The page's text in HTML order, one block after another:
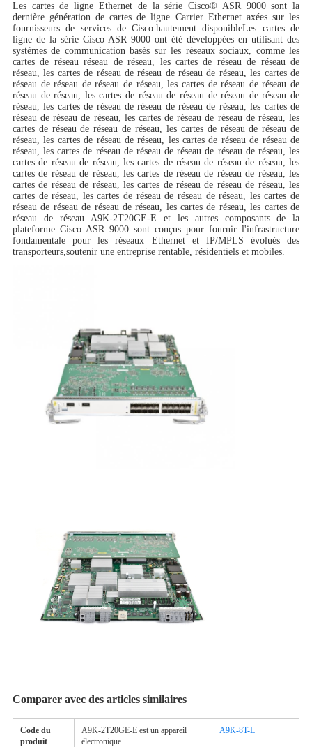
SITEMAP
POLITIQUE
DE
CONFIDENTIALITÉ
Les cartes de ligne Ethernet de la série Cisco® ASR 9000 sont la
dernière génération de cartes de ligne Carrier Ethernet axées sur les
fournisseurs de services de Cisco.hautement disponibleLes cartes de
ligne de la série Cisco ASR 9000 ont été développées en utilisant des
systèmes de communication basés sur les réseaux sociaux, comme les
cartes de réseau réseau de réseau, les cartes de réseau de réseau de
réseau, les cartes de réseau de réseau de réseau de réseau, les cartes de
réseau de réseau de réseau de réseau, les cartes de réseau de réseau de
réseau de réseau, les cartes de réseau de réseau de réseau de réseau de
réseau, les cartes de réseau de réseau de réseau de réseau, les cartes de
réseau de réseau de réseau, les cartes de réseau de réseau de réseau, les
cartes de réseau de réseau de réseau, les cartes de réseau de réseau de
réseau, les cartes de réseau de réseau, les cartes de réseau de réseau de
réseau, les cartes de réseau de réseau de réseau de réseau de réseau, les
cartes de réseau de réseau, les cartes de réseau de réseau de réseau, les
cartes de réseau de réseau, les cartes de réseau de réseau de réseau, les
cartes de réseau de réseau, les cartes de réseau de réseau de réseau, les
cartes de réseau, les cartes de réseau de réseau de réseau, les cartes de
réseau de réseau de réseau de réseau, les cartes de réseau, les cartes de
réseau de réseau
A9K-2T20GE-E et les autres composants de la
plateforme Cisco ASR 9000 sont conçus pour fournir l'infrastructure
fondamentale pour les réseaux Ethernet et IP/MPLS évolués des
transporteurs,soutenir une entreprise rentable, résidentiels et mobiles.
Comparer avec des articles similaires
Code du
produit
A9K-2T20GE-E est un appareil
électronique.
A9K-8T-L